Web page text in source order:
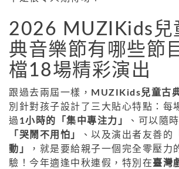
2026 MUZIKids兒
典音樂節有哪些節
檔18場精彩演出
跟過去兩屆一樣， MUZIKids兒童古
別針對孩子設計了三大貼心特點：每
過 1小時的「集中專注力」
、可以隨
「哭鬧不用怕」
、以及演出者友善的
動」
，就是要給親子一個完全零壓力
驗！今年適逢中秋連假，特別在臺灣